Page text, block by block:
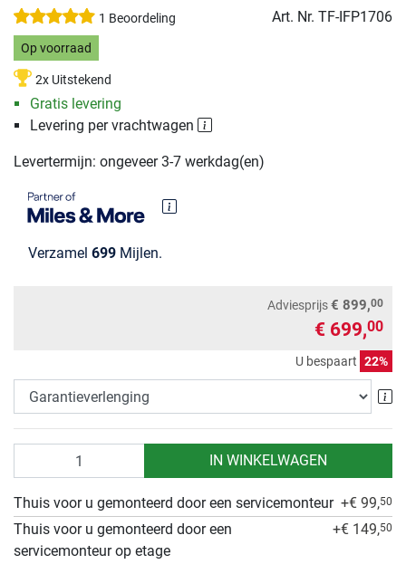
1 Beoordeling Art. Nr. TF-IFP1706
Op voorraad
2x Uitstekend
Gratis levering
Levering per vrachtwagen
Levertermijn: ongeveer 3-7 werkdag(en)
Verzamel 699 Mijlen.
Adviesprijs€ 899,00
€ 699,00
U bespaart 22%
IN WINKELWAGEN
Thuis voor u gemonteerd door een servicemonteur +€ 99,50
Thuis voor u gemonteerd door een
servicemonteur op etage
+€ 149,50